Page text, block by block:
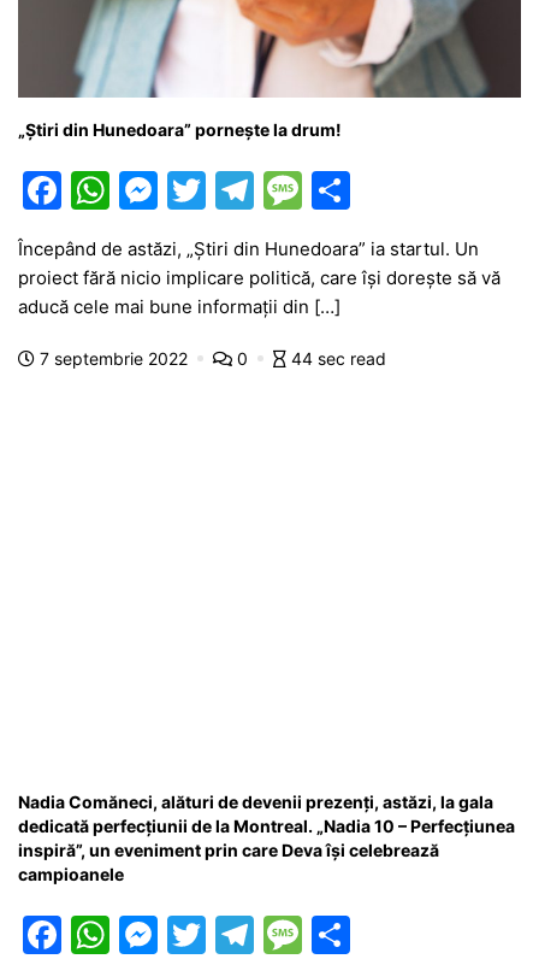
„Știri din Hunedoara” pornește la drum!
F
c
e
b
o
W
at
s
A
p
M
s
s
e
T
itt
er
T
e
gr
a
m
M
s
s
a
g
ta
je
a
z
Începând de astăzi, „Știri din Hunedoara” ia startul. Un
proiect fără nicio implicare politică, care își dorește să vă
aducă cele mai bune informații din […]
7 septembrie 2022 0 44 sec read
Nadia Comăneci, alături de devenii prezenți, astăzi, la gala
dedicată perfecțiunii de la Montreal. „Nadia 10 – Perfecțiunea
inspiră”, un eveniment prin care Deva își celebrează
campioanele
F
W M T
T
M